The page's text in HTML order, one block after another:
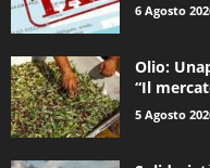
6 Agosto
Olio:
“Il
5 Agosto